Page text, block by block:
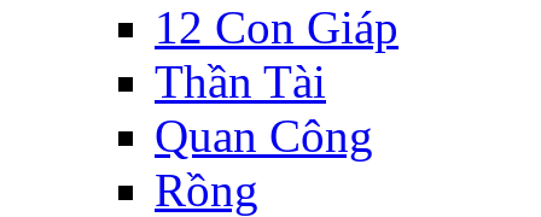
12 Con Giáp
Thần Tài
Quan Công
Rồng